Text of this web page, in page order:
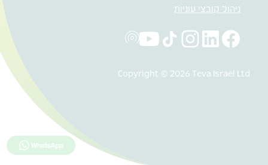
לחץ כאן
ניהול קובצי עוגיות
Copyright © 2026 Teva Israel Ltd